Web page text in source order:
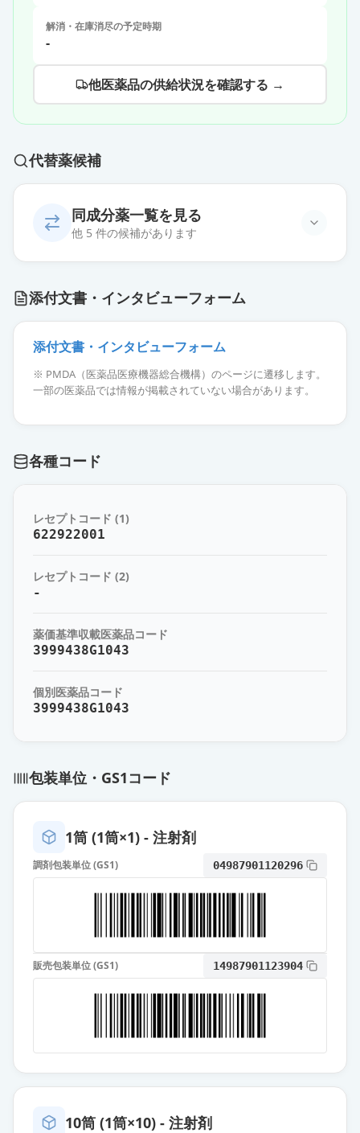
解消・在庫消尽の予定時期
-
他医薬品の供給状況を確認する →
代替薬候補
同成分薬一覧を見る
他 5 件の候補があります
「トーワ」
薬価 1515 円
「サワイ」
薬価 1639 円
通常出荷
「HK」
ボンビバ静注1mgシリンジ
薬価 3204 円
ボンビバ錠100mg
添付文書・インタビューフォーム
添付文書・インタビューフォーム
※ PMDA（医薬品医療機器総合機構）のページに遷移します。
一部の医薬品では情報が掲載されていない場合があります。
各種コード
レセプトコード (1)
622922001
レセプトコード (2)
-
薬価基準収載医薬品コード
3999438G1043
個別医薬品コード
3999438G1043
包装単位・GS1コード
1筒 (1筒×1) - 注射剤
調剤包装単位 (GS1) 04987901120296
販売包装単位 (GS1) 14987901123904
10筒 (1筒×10) - 注射剤